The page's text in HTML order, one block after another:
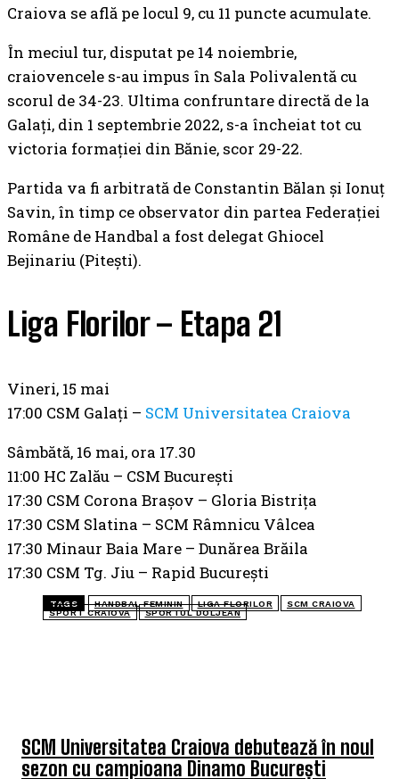
SCM Universitatea Craiova debutează în noul
sezon cu campioana Dinamo București
Craiova se află pe locul 9, cu 11 puncte acumulate.
În meciul tur, disputat pe 14 noiembrie,
craiovencele s-au impus în Sala Polivalentă cu
scorul de 34-23. Ultima confruntare directă de la
Galați, din 1 septembrie 2022, s-a încheiat tot cu
victoria formației din Bănie, scor 29-22.
Partida va fi arbitrată de Constantin Bălan și Ionuț
Savin, în timp ce observator din partea Federației
Române de Handbal a fost delegat Ghiocel
Bejinariu (Pitești).
Liga Florilor – Etapa 21
Vineri, 15 mai
17:00 CSM Galați – SCM Universitatea Craiova
Sâmbătă, 16 mai, ora 17.30
11:00 HC Zalău – CSM București
17:30 CSM Corona Brașov – Gloria Bistrița
17:30 CSM Slatina – SCM Râmnicu Vâlcea
17:30 Minaur Baia Mare – Dunărea Brăila
17:30 CSM Tg. Jiu – Rapid București
TAGS HANDBAL FEMININ LIGA FLORILOR
SCM CRAIOVA
SPORT CRAIOVA
SPORTUL DOLJEAN